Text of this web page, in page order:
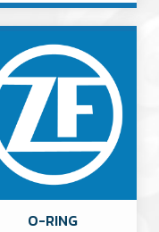
O-RING